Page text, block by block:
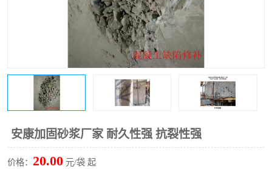
安康加固砂浆厂家 耐久性强 抗裂性强
价格： 20.00 元/袋 起
金刚砂
桥梁伸缩缝快速修补料 防静电不发火砂浆
加固砂浆
膨胀剂 混凝土防碳化涂料
融雪剂